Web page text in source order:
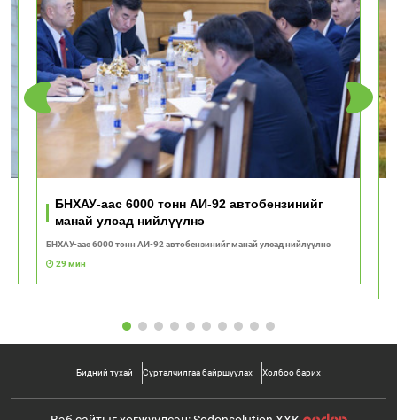
БНХАУ-аас 6000 тонн АИ-92 автобензинийг
манай улсад нийлүүлнэ
БНХАУ-аас 6000 тонн АИ-92 автобензинийг манай улсад нийлүүлнэ
29 мин
Бидний тухай Сурталчилгаа байршуулах Холбоо барих